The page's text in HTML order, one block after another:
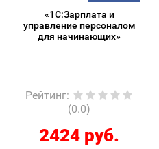
«1С:Зарплата и
управление персоналом
для начинающих»
Рейтинг:
(0.0)
2424 руб.